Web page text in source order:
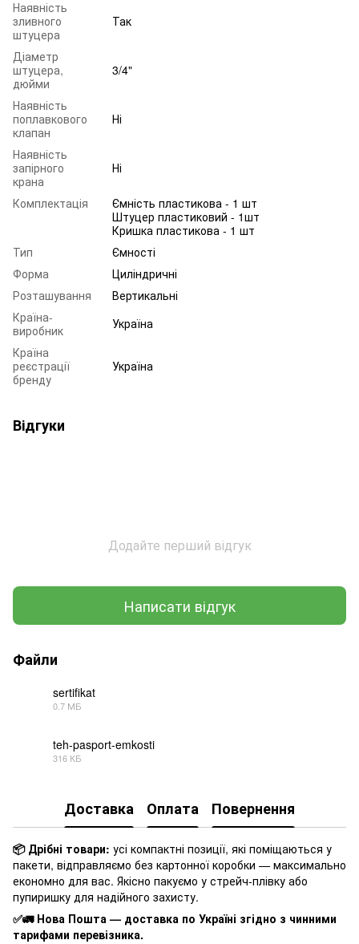
Наявність
зливного
штуцера
Так
Діаметр
штуцера,
дюйми
3/4"
Наявність
поплавкового
клапан
Ні
Наявність
запірного
крана
Ні
Комплектація
Ємність пластикова - 1 шт
Штуцер пластиковий - 1шт
Кришка пластикова - 1 шт
Тип
Ємності
Форма
Циліндричні
Розташування
Вертикальні
Країна-
виробник
Україна
Країна
реєстрації
бренду
Україна
Відгуки
Додайте перший відгук
Написати відгук
Файли
sertifikat
0.7 МБ
teh-pasport-emkosti
316 КБ
Доставка Оплата Повернення
📦 Дрібні товари: усі компактні позиції, які поміщаються у
пакети, відправляємо без картонної коробки — максимально
економно для вас. Якісно пакуємо у стрейч-плівку або
пупиришку для надійного захисту.
✅🚛 Нова Пошта — доставка по Україні згідно з чинними
тарифами перевізника.